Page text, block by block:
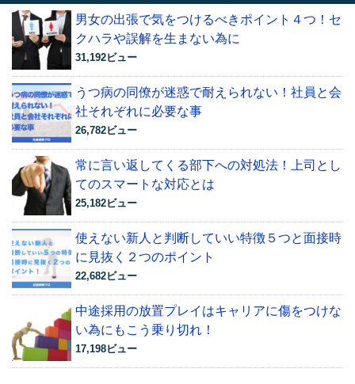
男女の出張で気をつけるべきポイント４つ！セ
クハラや誤解を生まない為に
31,192ビュー
うつ病の同僚が迷惑で耐えられない！社員と会
社それぞれに必要な事
26,782ビュー
常に言い返してくる部下への対処法！上司とし
てのスマートな対応とは
25,182ビュー
使えない新人と判断していい特徴５つと面接時
に見抜く２つのポイント
22,682ビュー
中途採用の放置プレイはキャリアに傷をつけな
い為にもこう乗り切れ！
17,198ビュー